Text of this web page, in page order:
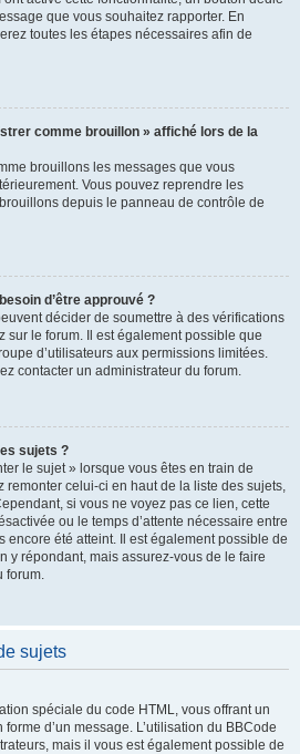
que vous souhaitez rapporter. En
toutes les étapes nécessaires afin de
comme brouillon » affiché lors de la
brouillons les messages que vous
Vous pouvez reprendre les
depuis le panneau de contrôle de
d’être approuvé ?
décider de soumettre à des vérifications
sur le forum. Il est également possible que
d’utilisateurs aux permissions limitées.
contacter un administrateur du forum.
sujets ?
le sujet » lorsque vous êtes en train de
remonter celui-ci en haut de la liste des sujets,
si vous ne voyez pas ce lien, cette
ou le temps d’attente nécessaire entre
encore été atteint. Il est également possible de
y répondant, mais assurez-vous de le faire
forum.
sujets
spéciale du code HTML, vous offrant un
d’un message. L’utilisation du BBCode
mais il vous est également possible de